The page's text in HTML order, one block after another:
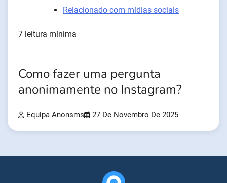
Relacionado com mídias sociais
7 leitura mínima
Como fazer uma pergunta
anonimamente no Instagram?
Equipa Anonsms 27 De Novembro De 2025